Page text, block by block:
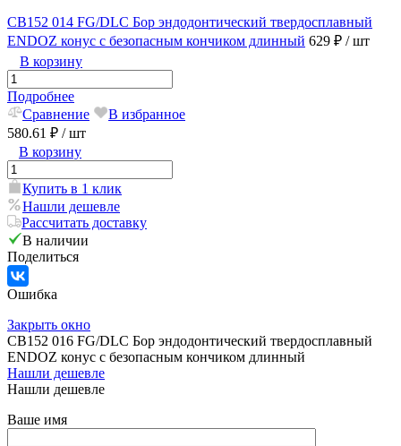
CB152 014 FG/DLC Бор эндодонтический твердосплавный
ENDOZ конус с безопасным кончиком длинный 629 ₽ / шт
В корзину
Подробнее
Сравнение
В избранное
580.61 ₽ / шт
В корзину
Купить в 1 клик
Нашли дешевле
Рассчитать доставку
В наличии
Поделиться
Ошибка
Закрыть окно
CB152 016 FG/DLC Бор эндодонтический твердосплавный
ENDOZ конус с безопасным кончиком длинный
Нашли дешевле
Нашли дешевле
Ваше имя